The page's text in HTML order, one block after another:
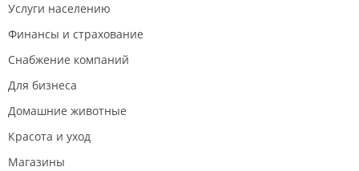
Услуги населению
Финансы и страхование
Снабжение компаний
Для бизнеса
Домашние животные
Красота и уход
Магазины